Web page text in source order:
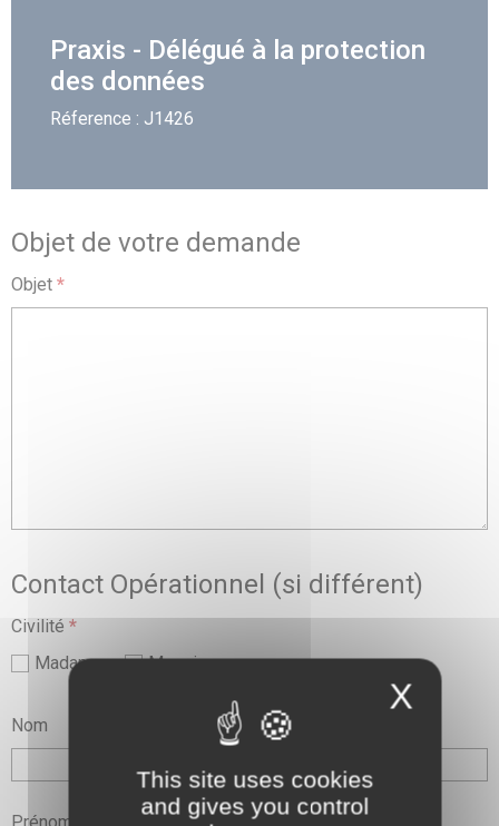
Praxis - Délégué à la protection
des données
Réference : J1426
Objet de votre demande
Objet *
Contact Opérationnel (si différent)
Civilité *
Madame
Monsieur
Nom
X
This site uses cookies
and gives you control